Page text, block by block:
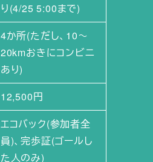
り(4/25 5:00まで)
4か所(ただし、10～
20kmおきにコンビニ
あり)
12,500円
エコバック(参加者全
員)、完歩証(ゴールし
た人のみ)